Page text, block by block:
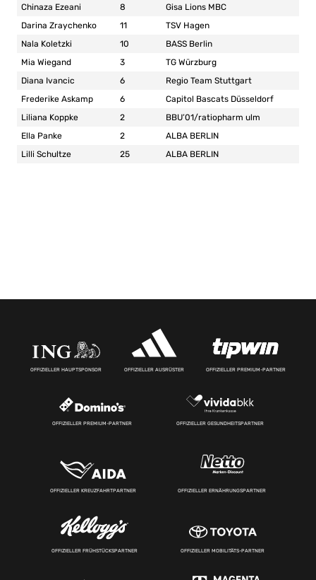
Chinaza Ezeani
8
Gisa Lions MBC
Darina Zraychenko
11
TSV Hagen
Nala Koletzki
10
BASS Berlin
Mia Wiegand
3
TG Würzburg
Diana Ivancic
6
Regio Team Stuttgart
Frederike Askamp
6
Capitol Bascats Düsseldorf
Liliana Koppke
2
BBU’01/ratiopharm ulm
Ella Panke
2
ALBA BERLIN
Lilli Schultze
25 ALBA BERLIN
OFFIZIELLER HAUPTSPONSOR OFFIZIELLER AUSRÜSTER OFFIZIELLER PREMIUM-PARTNER
OFFIZIELLER PREMIUM-PARTNER OFFIZIELLER GESUNDHEITSPARTNER
OFFIZIELLER KREUZFAHRTPARTNER OFFIZIELLER ERNÄHRUNGSPARTNER
OFFIZIELLER FRÜHSTÜCKSPARTNER OFFIZIELLER MOBILITÄTS-PARTNER